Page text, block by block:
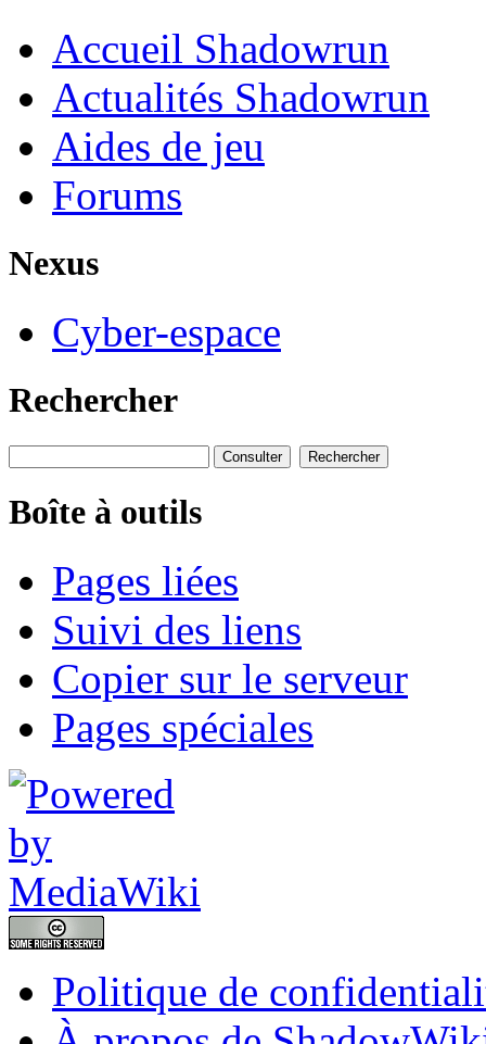
Accueil Shadowrun
Actualités Shadowrun
Aides de jeu
Forums
Nexus
Cyber-espace
Rechercher
Boîte à outils
Pages liées
Suivi des liens
Copier sur le serveur
Pages spéciales
Politique de